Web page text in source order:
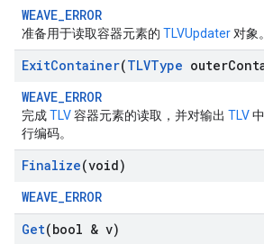
WEAVE_ERROR
准备用于读取容器元素的 TLVUpdater 对象。
ExitContainer(TLVType outer
WEAVE_ERROR
完成TLV容器元素的读取，并对输出 TLV
行编码。
Finalize(void)
WEAVE_ERROR
Get(bool & v)